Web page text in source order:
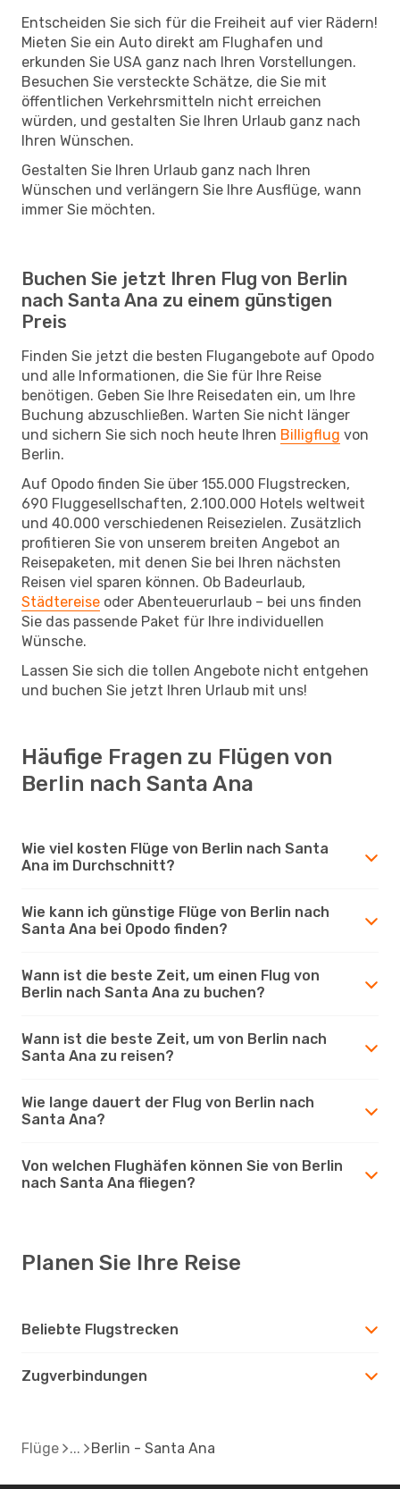
Entscheiden Sie sich für die Freiheit auf vier Rädern!
Mieten Sie ein Auto direkt am Flughafen und
erkunden Sie USA ganz nach Ihren Vorstellungen.
Besuchen Sie versteckte Schätze, die Sie mit
öffentlichen Verkehrsmitteln nicht erreichen
würden, und gestalten Sie Ihren Urlaub ganz nach
Ihren Wünschen.
Gestalten Sie Ihren Urlaub ganz nach Ihren
Wünschen und verlängern Sie Ihre Ausflüge, wann
immer Sie möchten.
Buchen Sie jetzt Ihren Flug von Berlin
nach Santa Ana zu einem günstigen
Preis
Finden Sie jetzt die besten Flugangebote auf Opodo
und alle Informationen, die Sie für Ihre Reise
benötigen. Geben Sie Ihre Reisedaten ein, um Ihre
Buchung abzuschließen. Warten Sie nicht länger
und sichern Sie sich noch heute Ihren Billigflug von
Berlin.
Auf Opodo finden Sie über 155.000 Flugstrecken,
690 Fluggesellschaften, 2.100.000 Hotels weltweit
und 40.000 verschiedenen Reisezielen. Zusätzlich
profitieren Sie von unserem breiten Angebot an
Reisepaketen, mit denen Sie bei Ihren nächsten
Reisen viel sparen können. Ob Badeurlaub,
Städtereise oder Abenteuerurlaub – bei uns finden
Sie das passende Paket für Ihre individuellen
Wünsche.
Lassen Sie sich die tollen Angebote nicht entgehen
und buchen Sie jetzt Ihren Urlaub mit uns!
Häufige Fragen zu Flügen von
Berlin nach Santa Ana
Wie viel kosten Flüge von Berlin nach Santa
Ana im Durchschnitt?
Wie kann ich günstige Flüge von Berlin nach
Santa Ana bei Opodo finden?
Wann ist die beste Zeit, um einen Flug von
Berlin nach Santa Ana zu buchen?
Wann ist die beste Zeit, um von Berlin nach
Santa Ana zu reisen?
Wie lange dauert der Flug von Berlin nach
Santa Ana?
Von welchen Flughäfen können Sie von Berlin
nach Santa Ana fliegen?
Planen Sie Ihre Reise
Beliebte Flugstrecken
Zugverbindungen
Flüge Berlin - Santa Ana